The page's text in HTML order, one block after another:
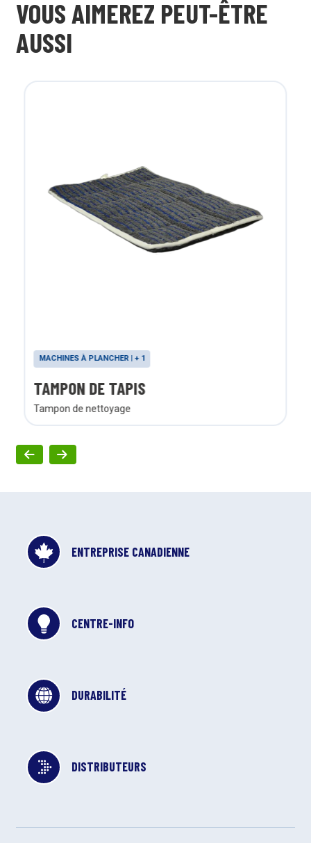
VOUS AIMEREZ PEUT-ÊTRE
AUSSI
MACHINES À PLANCHER | + 1
TAMPON DE TAPIS
Tampon de nettoyage
ENTREPRISE CANADIENNE
CENTRE-INFO
DURABILITÉ
DISTRIBUTEURS